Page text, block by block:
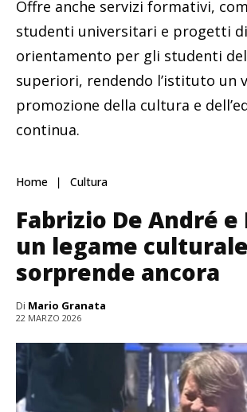
Offre anche servizi formativi,
studenti universitari e progetti di
orientamento per gli studenti
superiori, rendendo l’istituto un
promozione della cultura e
continua.
Home Cultura
Fabrizio De André e
un legame
sorprende ancora
Di Mario Granata
22 MARZO 2026